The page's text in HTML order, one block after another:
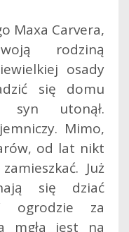
Maxa Carvera,
rodziną
osady
się domu
syn utonął.
Mimo,
od lat nikt
Już
się dziać
ogrodzie za
mgła jest na